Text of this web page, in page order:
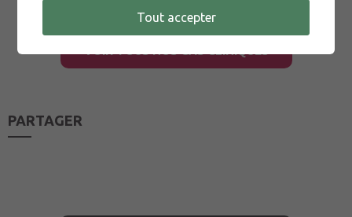
PARTAGER
Tout accepter